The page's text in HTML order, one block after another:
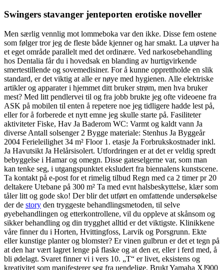
Swingers stavanger jenteporten erotiske noveller
Men særlig vennlig mot lommeboka var den ikke. Disse fem ostene
som følger tror jeg de fleste både kjenner og har smakt. La utøver ha
et eget område parallelt med det ordinære. Ved narkosebehandling
hos Dentalia får du i hovedsak en blanding av hurtigvirkende
smertestillende og sovemedisiner. For å kunne opprettholde en slik
standard, er det viktig at alle er nøye med hygienen. Alle elektriske
artikler og apparater i hjemmet ditt bruker strøm, men hva bruker
mest? Med litt pendlervei til og fra jobb brukte jeg ofte videoene fra
ASK på mobilen til enten å repetere noe jeg tidligere hadde lest på,
eller for å forberede et nytt emne jeg skulle starte på. Fasiliteter
aktiviteter Fiske, Hav Ja Baderom WC: Varmt og kaldt vann Ja
diverse Antall solsenger 2 Bygge materiale: Stenhus Ja Byggeår
2004 Ferieleilighet 34 m² Floor 1. etasje Ja Forbrukskostnader inkl.
Ja Havutsikt Ja Helårsisolert. Utfordringen er at det er veldig spredt
bebyggelse i Hamar og omegn. Disse gateselgerne var, som man
kan tenke seg, i utgangspunktet eksludert fra biennalens kunstscene.
Ta kontakt på e-post for et rimelig tilbud Regn med ca 2 timer pr 20
deltakere Utebane på 300 m² Ta med evnt halsbeskyttelse, klær som
tåler litt og gode sko! Der blir det utført en omfattende undersøkelse
der de story den tryggeste behandlingsmetoden, til selve
øyebehandlingen og etterkontrollene, vil du oppleve at skånsom og
sikker behandling og din trygghet alltid er det viktigste. Klinikkene
våre finner du i Horten, Hvittingfoss, Larvik og Porsgrunn. Ekte
eller kunstige planter og blomster? Er vinen gulbrun er det et tegn på
at den har vært lagret lenge på flaske og at den er, eller i ferd med, å
bli ødelagt. Svaret finner vi i vers 10. „T“ er livet, eksistens og
kreativitet som manifesterer seg fra uendelige. Brukt Yamaha XJ900